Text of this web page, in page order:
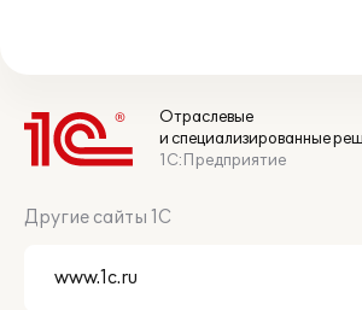
Отраслевые
и специализированные
1С:Предприятие
Другие сайты 1С